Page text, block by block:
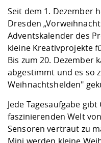
Career Service
Angebote für
Kontakt und Anfahrt
Qualitätssicherung
Seit dem 1. Dezember
Dresden
Adventskalender des
kleine Kreativprojekte
Bis zum 20. Dezember
abgestimmt und es so
Weihnachtshelden"
Jede Tagesaufgabe
faszinierenden Welt
Sensoren vertraut zu